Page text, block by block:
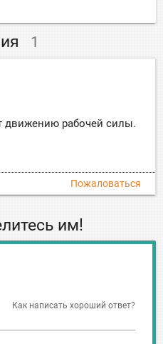
1
движению рабочей силы.
Пожаловаться
им!
Как написать хороший ответ?